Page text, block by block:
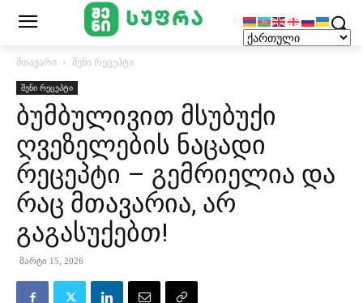
მთავარი შენი რეცეპტი
შენი რეცეპტი
ბუმბულივით მსუბუქი
ღვეზელების ნაცადი
რეცეპტი – გემრიელია და
რაც მთავარია, არ
გაგასუქებთ!
მარტი 15, 2026